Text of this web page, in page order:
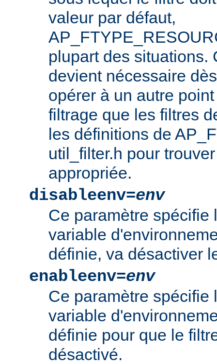
valeur par défaut,
plupart des situations.
devient nécessaire
opérer à un autre
filtrage que les filtres
les définitions de
util_filter.h pour
appropriée.
disableenv=env
Ce paramètre spécifie
variable
définie, va désactiver
enableenv=env
Ce paramètre spécifie
variable
définie pour que le
désactivé.